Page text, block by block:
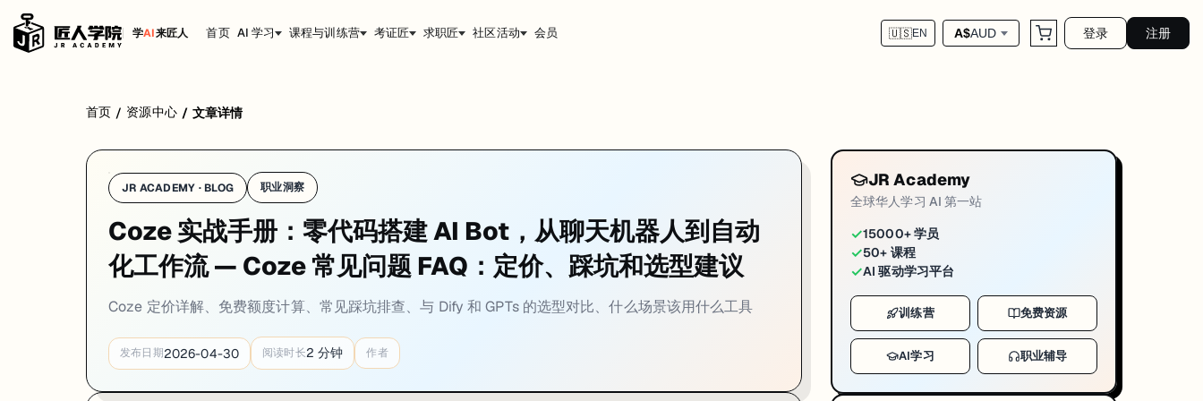
学AI来匠人 首页 AI 学习 课程与训练营 考证匠 求职匠 社区活动 会员 🇺🇸EN A$AUD 登录 注册
首页 / 资源中心 / 文章详情
JR ACADEMY · BLOG 职业洞察
Coze 实战手册：零代码搭建 AI Bot，从聊天机器人到自动
化工作流 — Coze 常见问题 FAQ：定价、踩坑和选型建议
Coze 定价详解、免费额度计算、常见踩坑排查、与 Dify 和 GPTs 的选型对比、什么场景该用什么工具
发布日期2026-04-30 阅读时长2 分钟 作者
JR Academy
全球华人学习 AI 第一站
✓15000+ 学员
✓50+ 课程
✓AI 驱动学习平台
训练营 免费资源
AI学习 职业辅导